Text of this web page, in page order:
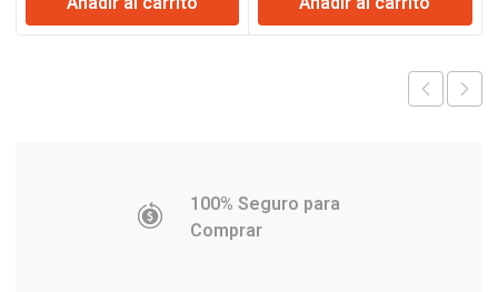
original
era:
actual
es:
original
era:
actual
es:
100% Seguro para
Comprar